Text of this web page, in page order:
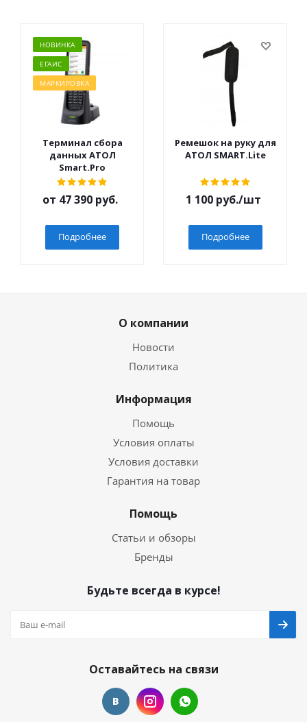
НОВИНКА
ЕГАИС
МАРКИРОВКА
Терминал сбора
данных АТОЛ
Smart.Pro
от 47 390 руб.
Подробнее
Ремешок на руку для
АТОЛ SMART.Lite
1 100руб./шт
Подробнее
О компании
Новости
Политика
Информация
Помощь
Условия оплаты
Условия доставки
Гарантия на товар
Помощь
Статьи и обзоры
Бренды
Будьте всегда в курсе!
Оставайтесь на связи